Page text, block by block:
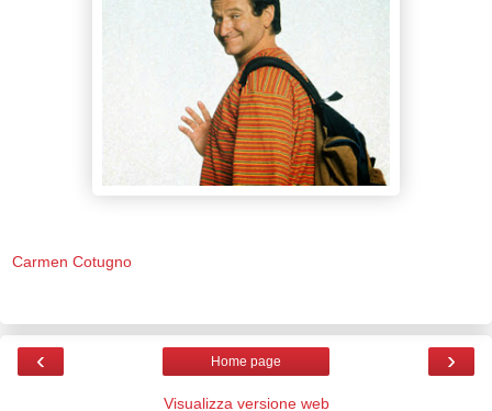
Carmen Cotugno
‹ ›
Home page
Visualizza versione web